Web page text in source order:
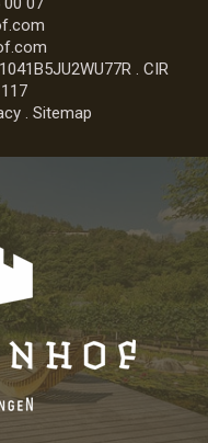
. CIR
. Sitemap